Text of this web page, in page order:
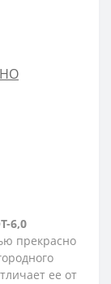
6,0
прекрасно
ее от